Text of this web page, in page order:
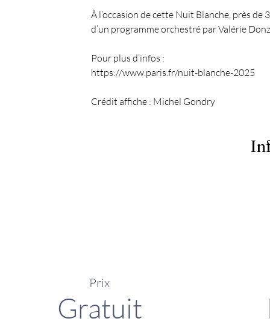
À l’occasion de cette Nuit Blanche, près
d’un programme orchestré par Valérie
Pour plus d’infos :
https://www.paris.fr/nuit-blanche-2025
Crédit affiche : Michel Gondry
Gratuit
Prix